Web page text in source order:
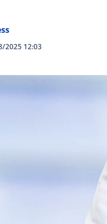
2025 12:03